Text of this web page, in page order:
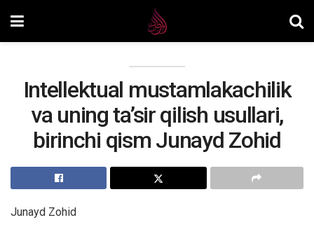
Intellektual mustamlakachilik
va uning ta’sir qilish usullari,
birinchi qism Junayd Zohid
Junayd Zohid